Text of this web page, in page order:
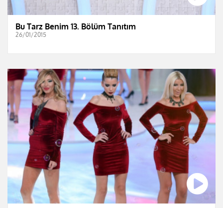
Bu Tarz Benim 13. Bölüm Tanıtım
26/01/2015